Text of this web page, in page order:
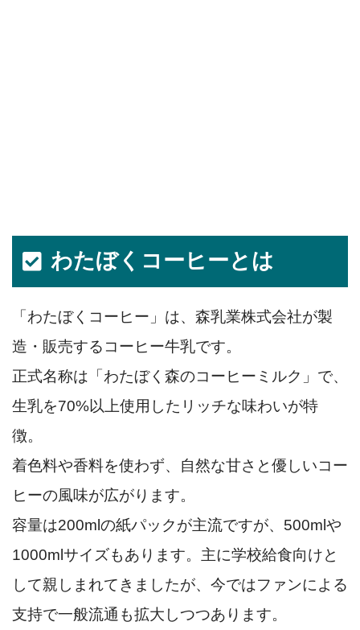
わたぼくコーヒーとは
「わたぼくコーヒー」は、森乳業株式会社が製
造・販売するコーヒー牛乳です。
正式名称は「わたぼく森のコーヒーミルク」で、
生乳を70%以上使用したリッチな味わいが特
徴。
着色料や香料を使わず、自然な甘さと優しいコー
ヒーの風味が広がります。
容量は200mlの紙パックが主流ですが、500mlや
1000mlサイズもあります。主に学校給食向けと
して親しまれてきましたが、今ではファンによる
支持で一般流通も拡大しつつあります。